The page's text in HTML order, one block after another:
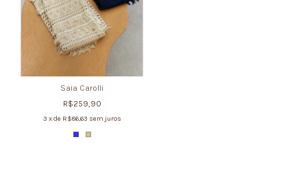
Saia Carolli
R$259,90
3 x de R$86,63 sem juros